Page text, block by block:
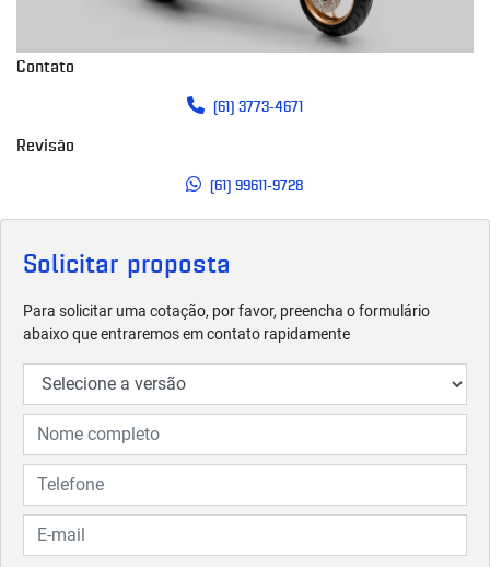
Solicitar proposta
Para solicitar uma cotação, por favor, preencha o formulário
abaixo que entraremos em contato rapidamente
Contato
(61) 3773-4671
Revisão
(61) 99611-9728